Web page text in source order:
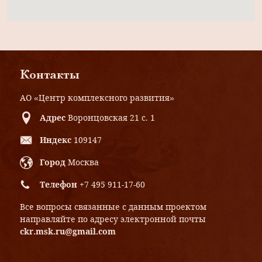
Контакты
АО «Центр комплексного развития»
Адрес Воронцовская 21 с. 1
Индекс 109147
Город Москва
Телефон +7 495 911-17-60
Все вопросы связанные с данным проектом
направляйте по адресу электронной почты
ckr.msk.ru@gmail.com